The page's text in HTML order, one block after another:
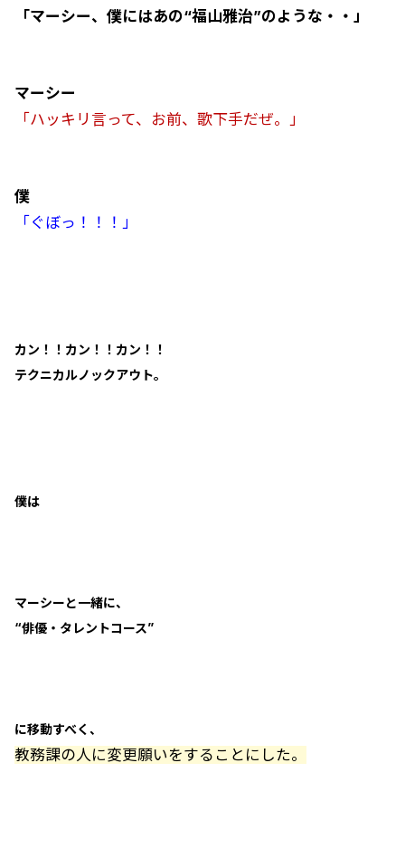
「マーシー、僕にはあの“福山雅治”のような・・」
マーシー
「ハッキリ言って、お前、歌下手だぜ。」
僕
「ぐぼっ！！！」
カン！！カン！！カン！！
テクニカルノックアウト。
僕は
マーシーと一緒に、
“俳優・タレントコース”
に移動すべく、
教務課の人に変更願いをすることにした。